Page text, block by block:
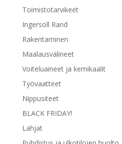
Toimistotarvikeet
Ingersoll Rand
Rakentaminen
Maalausvälineet
Voiteluaineet ja kemikaalit
Työvaatteet
Nippusiteet
BLACK FRIDAY!
Lahjat